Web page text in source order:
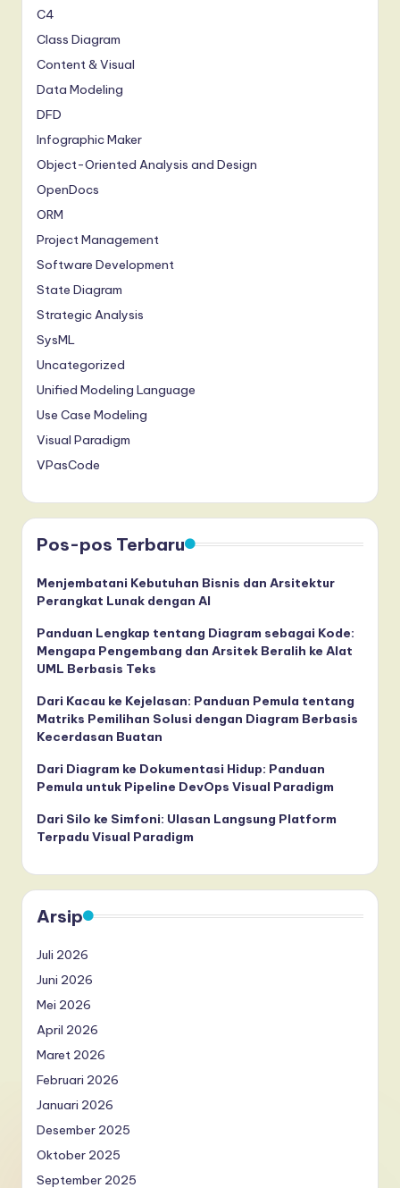
C4
Class Diagram
Content & Visual
Data Modeling
DFD
Infographic Maker
Object-Oriented Analysis and Design
OpenDocs
ORM
Project Management
Software Development
State Diagram
Strategic Analysis
SysML
Uncategorized
Unified Modeling Language
Use Case Modeling
Visual Paradigm
VPasCode
Pos-pos Terbaru
Menjembatani Kebutuhan Bisnis dan Arsitektur
Perangkat Lunak dengan AI
Panduan Lengkap tentang Diagram sebagai Kode:
Mengapa Pengembang dan Arsitek Beralih ke Alat
UML Berbasis Teks
Dari Kacau ke Kejelasan: Panduan Pemula tentang
Matriks Pemilihan Solusi dengan Diagram Berbasis
Kecerdasan Buatan
Dari Diagram ke Dokumentasi Hidup: Panduan
Pemula untuk Pipeline DevOps Visual Paradigm
Dari Silo ke Simfoni: Ulasan Langsung Platform
Terpadu Visual Paradigm
Arsip
Juli 2026
Juni 2026
Mei 2026
April 2026
Maret 2026
Februari 2026
Januari 2026
Desember 2025
Oktober 2025
September 2025